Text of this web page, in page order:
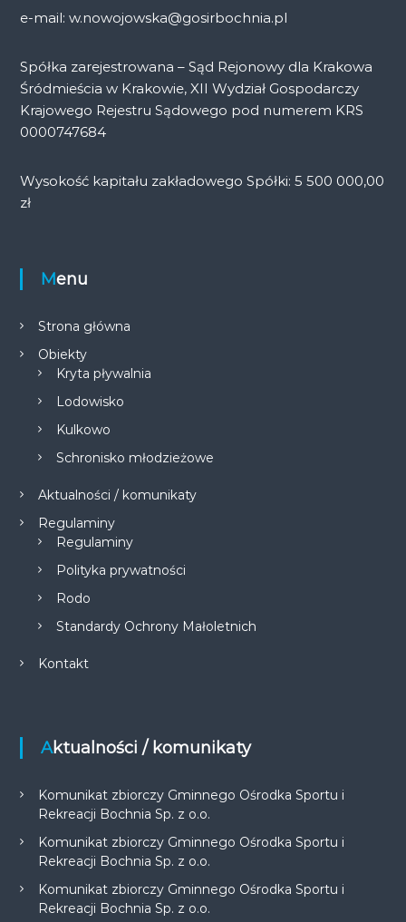
e-mail: w.nowojowska@gosirbochnia.pl
Spółka zarejestrowana – Sąd Rejonowy dla Krakowa
Śródmieścia w Krakowie, XII Wydział Gospodarczy
Krajowego Rejestru Sądowego pod numerem KRS
0000747684
Wysokość kapitału zakładowego Spółki: 5 500 000,00
zł
Menu
Strona główna
Obiekty
Kryta pływalnia
Lodowisko
Kulkowo
Schronisko młodzieżowe
Aktualności / komunikaty
Regulaminy
Regulaminy
Polityka prywatności
Rodo
Standardy Ochrony Małoletnich
Kontakt
Aktualności / komunikaty
Komunikat zbiorczy Gminnego Ośrodka Sportu i
Rekreacji Bochnia Sp. z o.o.
Komunikat zbiorczy Gminnego Ośrodka Sportu i
Rekreacji Bochnia Sp. z o.o.
Komunikat zbiorczy Gminnego Ośrodka Sportu i
Rekreacji Bochnia Sp. z o.o.